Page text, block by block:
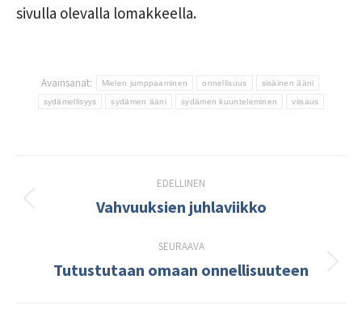
sivulla olevalla lomakkeella.
Avainsanat: Mielen jumppaaminen onnellisuus sisäinen ääni
sydämellisyys sydämen ääni sydämen kuunteleminen viisaus
navigation
EDELLINEN
Edellinen
Vahvuuksien juhlaviikko
SEURAAVA
Seuraava
Tutustutaan omaan onnellisuuteen